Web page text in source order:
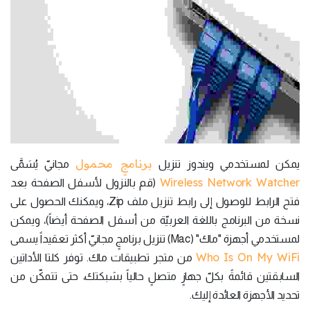
يمكن لمستخدمي ويندوز تنزيل برنامجٍ محمول مجانيّ يُسَمَّى
Wireless Network Watcher (قم بالنزول لأسفل الصفحة بعد
فتح الرابط للوصول إلى رابط تنزيل ملف Zip، ويمكنك الحصول على
نسخة من البرنامج باللغة العربيّة من أسفل الصفحة أيضاً)، ويمكن
لمستخدمي أجهزة "ماك" (Mac) تنزيل برنامجٍ مجانيّ أكثر تعقيداً يسمى
Who Is On My WiFi من متجر تطبيقات ماك. توفر كلتا الأداتين
السابقتين قائمةً بكلّ جهازٍ متصلٍ حالياً بشبكتك، حتى تتمكّن من
تحديد الأجهزة العائدة إليك.